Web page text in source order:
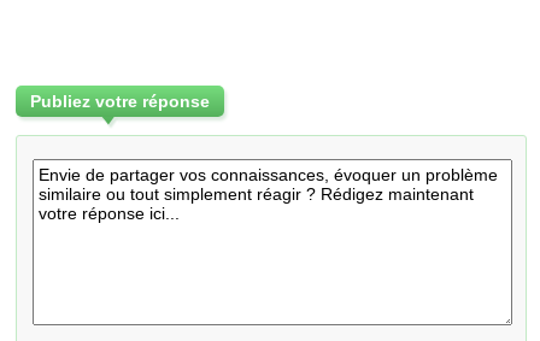
Publiez votre réponse